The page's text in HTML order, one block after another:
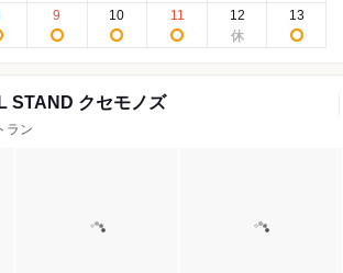
9 10 11 12 13
STAND クセモノズ
ラン